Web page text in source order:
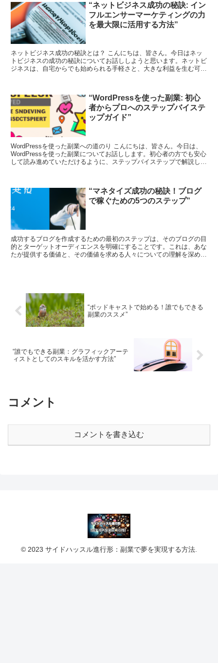
“ネットビジネス成功の秘訣: イン
フルエンサーマーケティングの力
を最大限に活用する方法”
ネットビジネス成功の秘訣とは？ こんにちは、皆さん。今日はネッ
トビジネスの成功の秘訣についてお話ししようと思います。ネットビ
ジネスは、自宅からでも始められる手軽さと、大きな利益を生む可能
“WordPressを使った副業: 初心
者からプロへのステップバイステ
ップガイド”
WordPressを使った副業への道のり こんにちは、皆さん。今日は、
WordPressを使った副業についてお話しします。初心者の方でも安心
して読み進めていただけるように、ステップバイステップで解説して
“マネタイズ成功の秘訣！ブログ
で稼ぐための5つのステップ”
成功するブログを作成するための最初のステップは、そのブログの目
的とターゲットオーディエンスを明確にすることです。これは、あな
たが提供する価値と、その価値を求める人々についての理解を深める
“ポッドキャストで始める！誰でもできる
副業のススメ”
“誰でもできる副業：グラフィックアーテ
ィストとしてのスキルを活かす方法”
コメント
コメントを書き込む
© 2023 サイドハッスル進行形：副業で夢を実現する方法.